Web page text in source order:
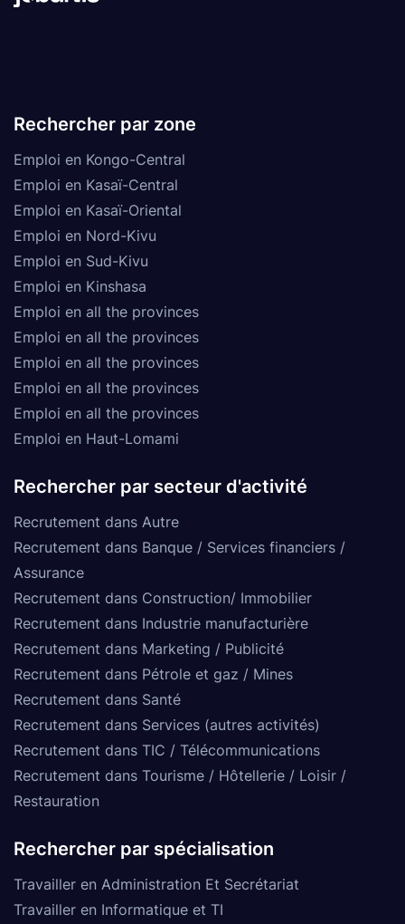
Rechercher par zone
Emploi en Kongo-Central
Emploi en Kasaï-Central
Emploi en Kasaï-Oriental
Emploi en Nord-Kivu
Emploi en Sud-Kivu
Emploi en Kinshasa
Emploi en all the provinces
Emploi en all the provinces
Emploi en all the provinces
Emploi en all the provinces
Emploi en all the provinces
Emploi en Haut-Lomami
Rechercher par secteur d'activité
Recrutement dans Autre
Recrutement dans Banque / Services financiers /
Assurance
Recrutement dans Construction/ Immobilier
Recrutement dans Industrie manufacturière
Recrutement dans Marketing / Publicité
Recrutement dans Pétrole et gaz / Mines
Recrutement dans Santé
Recrutement dans Services (autres activités)
Recrutement dans TIC / Télécommunications
Recrutement dans Tourisme / Hôtellerie / Loisir /
Restauration
Rechercher par spécialisation
Travailler en Administration Et Secrétariat
Travailler en Informatique et TI